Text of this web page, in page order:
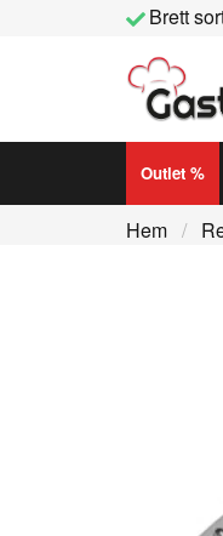
Brett
Outlet %
Hem